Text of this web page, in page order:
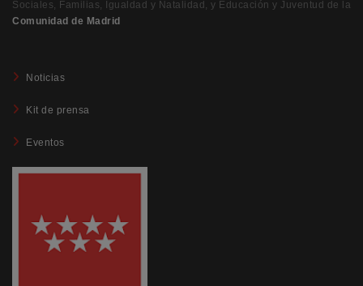
Sociales, Familias, Igualdad y Natalidad, y Educación y Juventud de la
Comunidad de Madrid
Noticias
Kit de prensa
Eventos